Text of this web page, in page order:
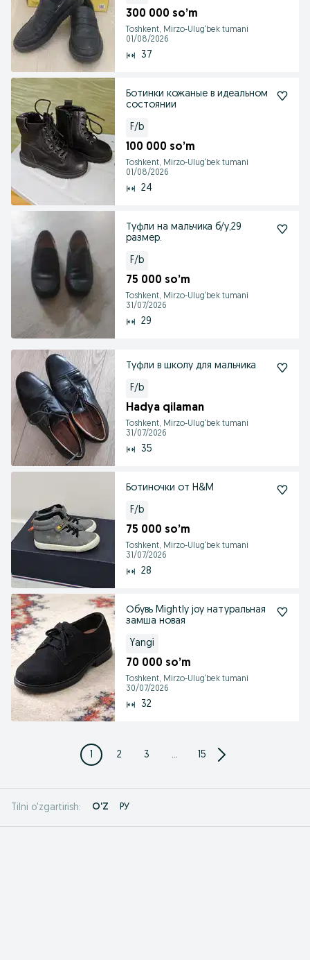
300 000 so’m
Toshkent, Mirzo-Ulug‘bek tumani
01/08/2026
37
Ботинки кожаные в идеальном
состоянии
F/b
100 000 so’m
Toshkent, Mirzo-Ulug‘bek tumani
01/08/2026
24
Туфли на мальчика б/у,29
размер.
F/b
75 000 so’m
Toshkent, Mirzo-Ulug‘bek tumani
31/07/2026
29
Туфли в школу для мальчика
F/b
Hadya qilaman
Toshkent, Mirzo-Ulug‘bek tumani
31/07/2026
35
Ботиночки от H&M
F/b
75 000 so’m
Toshkent, Mirzo-Ulug‘bek tumani
31/07/2026
28
Обувь Mightly joy натуральная
замша новая
Yangi
70 000 so’m
Toshkent, Mirzo-Ulug‘bek tumani
30/07/2026
32
1 2 3 ... 15
Tilni o'zgartirish: O'Z РУ